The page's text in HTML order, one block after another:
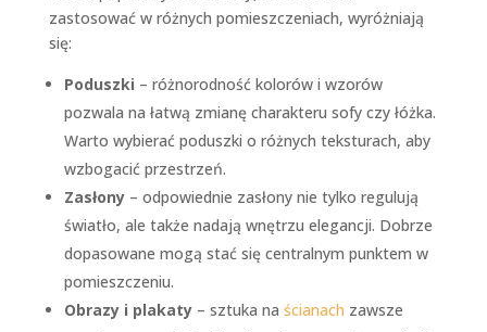
zastosować w różnych pomieszczeniach, wyróżniają
się:
Poduszki – różnorodność kolorów i wzorów
pozwala na łatwą zmianę charakteru sofy czy łóżka.
Warto wybierać poduszki o różnych teksturach, aby
wzbogacić przestrzeń.
Zasłony– odpowiednie zasłony nie tylko regulują
światło, ale także nadają wnętrzu elegancji. Dobrze
dopasowane mogą stać się centralnym punktem w
pomieszczeniu.
Obrazy i plakaty– sztuka na ścianach zawsze